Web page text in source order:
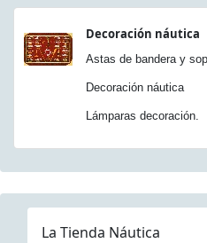
Decoración náutica
Astas de bandera y
Decoración náutica
Lámparas decoración.
La Tienda Náutica